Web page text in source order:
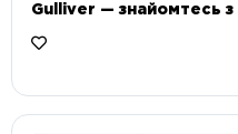
Gulliver — знайомтесь